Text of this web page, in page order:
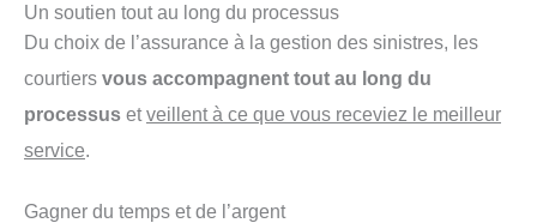
Un soutien tout au long du processus
Du choix de l’assurance à la gestion des sinistres, les
courtiers vous accompagnent tout au long du
processus etveillent à ce que vous receviez le meilleur
service.
Gagner du temps et de l’argent